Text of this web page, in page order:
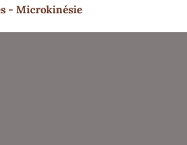
- Microkinésie